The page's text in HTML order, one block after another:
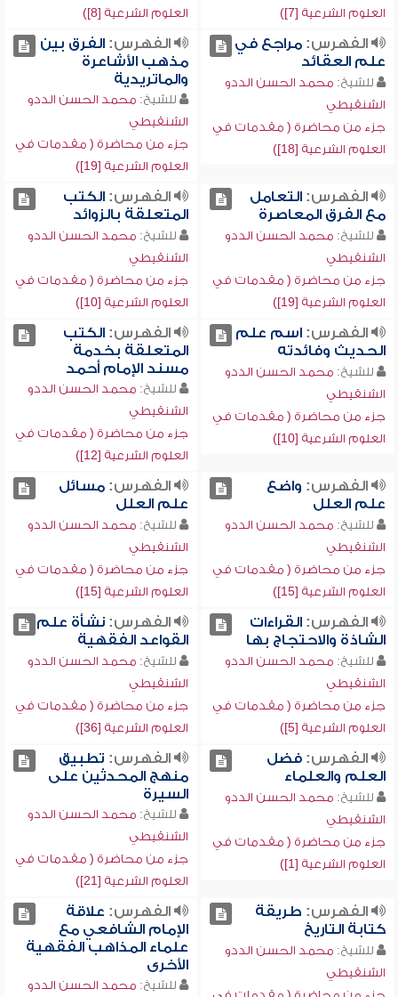
العلوم الشرعية [7])
العلوم الشرعية [8])
الفهرس:مراجع في
علم العقائد
للشيخ: محمد الحسن الددو
الشنقيطي
جزء من محاضرة ( مقدمات في
العلوم الشرعية [18])
الفهرس:الفرق بين
مذهب الأشاعرة
والماتريدية
للشيخ: محمد الحسن الددو
الشنقيطي
جزء من محاضرة ( مقدمات في
العلوم الشرعية [19])
الفهرس:التعامل
مع الفرق المعاصرة
للشيخ: محمد الحسن الددو
الشنقيطي
جزء من محاضرة ( مقدمات في
العلوم الشرعية [19])
الفهرس:الكتب
المتعلقة بالزوائد
للشيخ: محمد الحسن الددو
الشنقيطي
جزء من محاضرة ( مقدمات في
العلوم الشرعية [10])
الفهرس:اسم علم
الحديث وفائدته
للشيخ: محمد الحسن الددو
الشنقيطي
جزء من محاضرة ( مقدمات في
العلوم الشرعية [10])
الفهرس:الكتب
المتعلقة بخدمة
مسند الإمام أحمد
للشيخ: محمد الحسن الددو
الشنقيطي
جزء من محاضرة ( مقدمات في
العلوم الشرعية [12])
الفهرس: واضع
علم العلل
للشيخ: محمد الحسن الددو
الشنقيطي
جزء من محاضرة ( مقدمات في
العلوم الشرعية [15])
الفهرس:مسائل
علم العلل
للشيخ: محمد الحسن الددو
الشنقيطي
جزء من محاضرة ( مقدمات في
العلوم الشرعية [15])
الفهرس:القراءات
الشاذة والاحتجاج بها
للشيخ: محمد الحسن الددو
الشنقيطي
جزء من محاضرة ( مقدمات في
العلوم الشرعية [5])
الفهرس:نشأة علم
القواعد الفقهية
للشيخ: محمد الحسن الددو
الشنقيطي
جزء من محاضرة ( مقدمات في
العلوم الشرعية [36])
الفهرس:فضل
العلم والعلماء
للشيخ: محمد الحسن الددو
الشنقيطي
جزء من محاضرة ( مقدمات في
العلوم الشرعية [1])
الفهرس: تطبيق
منهج المحدثين على
السيرة
للشيخ: محمد الحسن الددو
الشنقيطي
جزء من محاضرة ( مقدمات في
العلوم الشرعية [21])
الفهرس: طريقة
كتابة التاريخ
للشيخ: محمد الحسن الددو
الشنقيطي
الفهرس: علاقة
الإمام الشافعي مع
علماء المذاهب الفقهية
الأخرى
للشيخ: محمد الحسن الددو